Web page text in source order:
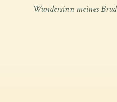
Wundersinn meines